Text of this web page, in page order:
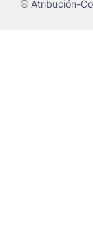
cAtribución-